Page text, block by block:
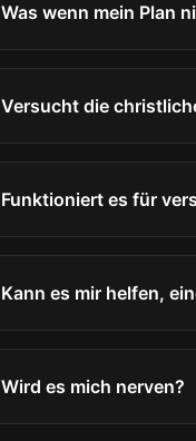
Was wenn mein Plan
Versucht die
Funktioniert es für
Kann es mir helfen,
Wird es mich nerven?